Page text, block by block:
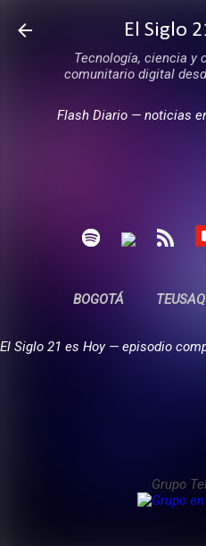
Ir al
El Siglo
Tecnología, ciencia y
comunitario digital
Flash Diario — noticias
BOGOTÁ
El Siglo 21 es Hoy — episodio
Grupo